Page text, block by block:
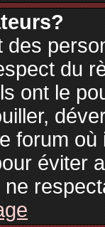
du
ont le
forum
éviter